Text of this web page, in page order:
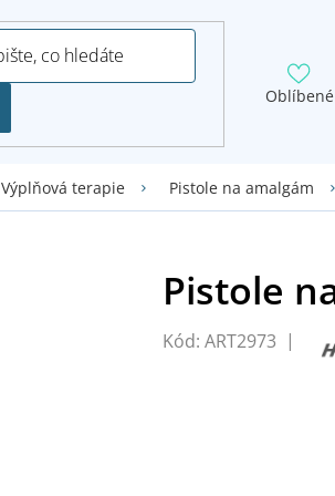
Oblíbené
Výplňová terapie Pistole na amalgám
Kód: ART2973